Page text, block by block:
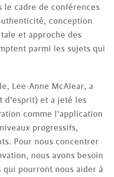
le cadre de conférences
conception
et approche des
parmi les sujets qui
Lee-Anne McAlear, a
d’esprit) et a jeté les
comme l’application
progressifs,
Pour nous concentrer
nous avons besoin
qui pourront nous aider à